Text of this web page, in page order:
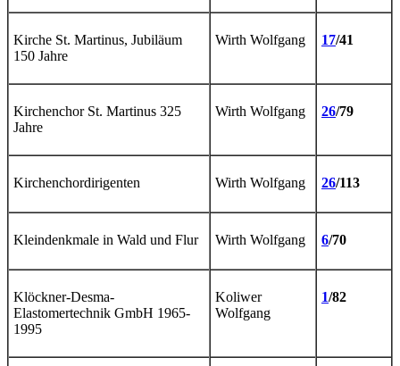
Kirche St. Martinus, Jubiläum
150 Jahre
Wirth Wolfgang 17/41
Kirchenchor St. Martinus 325
Jahre
Wirth Wolfgang 26/79
Kirchenchordirigenten Wirth Wolfgang 26/113
Kleindenkmale in Wald und Flur Wirth Wolfgang 6/70
Klöckner-Desma-
Elastomertechnik GmbH 1965-
1995
Koliwer
Wolfgang
1/82